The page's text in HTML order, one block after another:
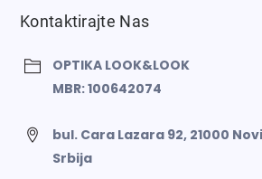
Kontaktirajte Nas
OPTIKA LOOK&LOOK
MBR: 100642074
bul. Cara Lazara 92, 21000
Srbija